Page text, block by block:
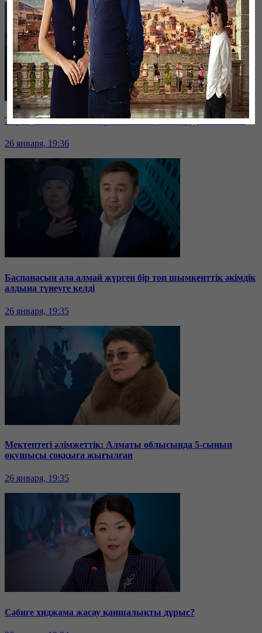
Таразда ТЭЦ қызметкерлері жалақы көтеруді талап етті
26 января, 19:36
Баспанасын ала алмай жүрген бір топ шымкенттік әкімдік
алдына түнеуге келді
26 января, 19:35
Мектептегі әлімжеттік: Алматы облысында 5-сынып
оқушысы соққыға жығылған
26 января, 19:35
Сәбиге хиджама жасау қаншалықты дұрыс?